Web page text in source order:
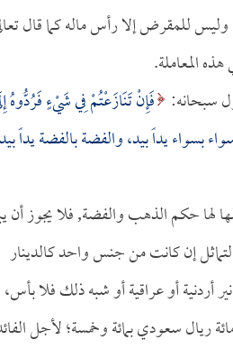
وليس للمقرض إلا رأس ماله كما قال
سبحانه: فَإِنْ تَنَازَعْتُمْ فِي شَيْءٍ فَرُدُّوهُ
بسواء يداً بيد، والفضة بالفضة يداً بيد
لها حكم الذهب والفضة, فلا يجوز أن
إن كانت من جنس واحد كالدينار
أردنية أو عراقية أو شبه ذلك فلا بأس،
ريال سعودي بمائة وخمسة؛ لأجل